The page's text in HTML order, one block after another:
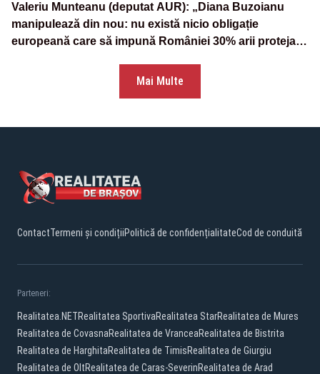
Valeriu Munteanu (deputat AUR): „Diana Buzoianu
manipulează din nou: nu există nicio obligație
europeană care să impună României 30% arii protejate
Mai Multe
ContactTermeni și condițiiPolitică de confidențialitateCod de conduită
Parteneri:
Realitatea.NETRealitatea SportivaRealitatea StarRealitatea de Mures
Realitatea de CovasnaRealitatea de VranceaRealitatea de Bistrita
Realitatea de HarghitaRealitatea de TimisRealitatea de Giurgiu
Realitatea de OltRealitatea de Caras-SeverinRealitatea de Arad